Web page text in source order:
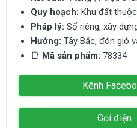
Quy hoạch: Khu đất
Pháp lý: Sổ riêng, xây
Hướng: Tây Bắc, đón gió
📑 Mã sản phẩm: 78334
Kênh
Gọi điện